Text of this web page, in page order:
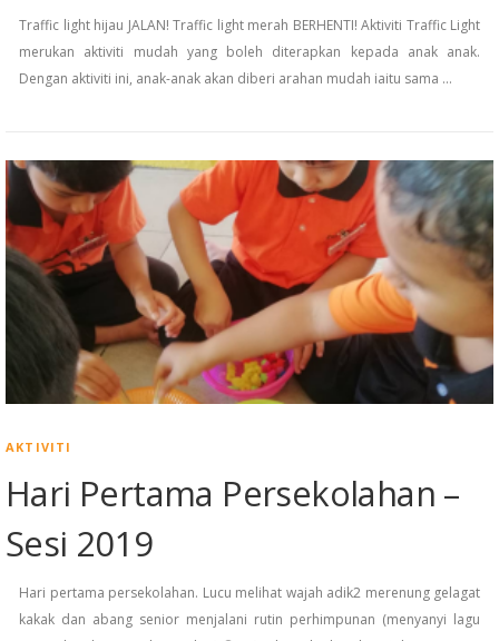
Traffic light hijau JALAN! Traffic light merah BERHENTI! Aktiviti Traffic Light
merukan aktiviti mudah yang boleh diterapkan kepada anak anak.
Dengan aktiviti ini, anak-anak akan diberi arahan mudah iaitu sama …
AKTIVITI
Hari Pertama Persekolahan –
Sesi 2019
Hari pertama persekolahan. Lucu melihat wajah adik2 merenung gelagat
kakak dan abang senior menjalani rutin perhimpunan (menyanyi lagu